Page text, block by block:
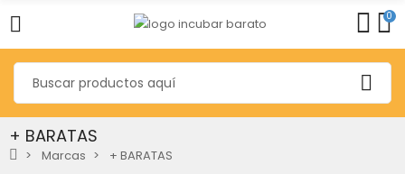
0
+ BARATAS
Marcas + BARATAS